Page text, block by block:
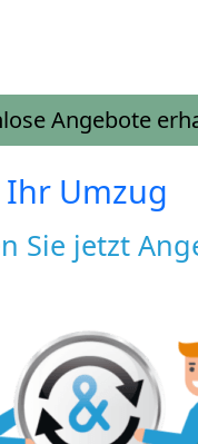
Angebote
Ihr Umzug
Sie jetzt